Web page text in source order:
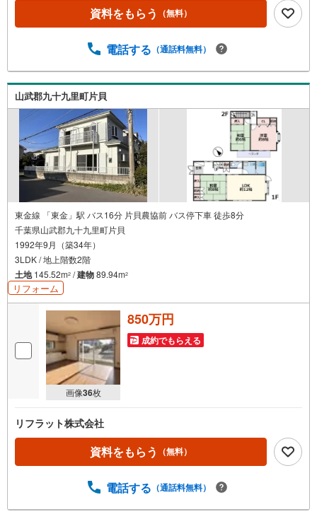
資料をもらう （無料）
電話する （通話料無料）
山武郡九十九里町片貝
東金線 「東金」駅 バス16分 片貝農協前 バス停下車 徒歩8分
千葉県山武郡九十九里町片貝
1992年9月（築34年）
3LDK / 地上階数2階
土地145.52m2 /建物89.94m2
リフォーム
画像36枚
850万円
成約でもらえる
リフラット株式会社
資料をもらう （無料）
電話する （通話料無料）